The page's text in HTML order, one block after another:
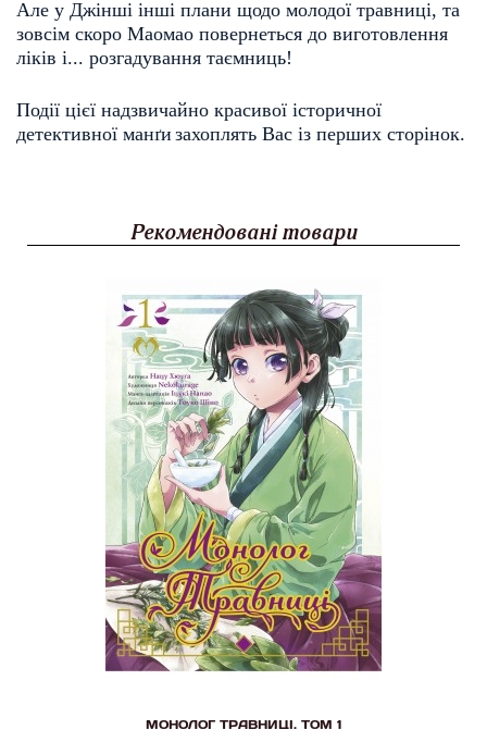
Але у Джінші інші плани щодо молодої травниці, та
зовсім скоро Маомао повернеться до виготовлення
ліків і... розгадування таємниць!
Події цієї надзвичайно красивої історичної
детективної манґи захоплять Вас із перших сторінок.
Рекомендовані товари
МОНОЛОГ ТРАВНИЦІ. ТОМ 1